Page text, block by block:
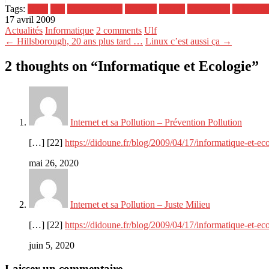
Tags:
17 avril 2009
Actualités Informatique 2 comments Ulf
← Hillsborough, 20 ans plus tard … Linux c’est aussi ça →
2 thoughts on “Informatique et Ecologie”
Internet et sa Pollution – Prévention Pollution
[…] [22] https://didoune.fr/blog/2009/04/17/informatique-et-
mai 26, 2020
Internet et sa Pollution – Juste Milieu
[…] [22] https://didoune.fr/blog/2009/04/17/informatique-et-
juin 5, 2020